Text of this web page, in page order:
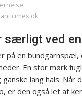
særligt ved
på en bundgarnspæl,
En stor mørk
lang hals. Når
er den også let at